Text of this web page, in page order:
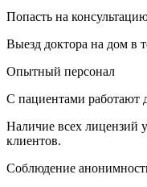
Попасть на
Выезд доктора на дом в
Опытный персонал
С пациентами работают
Наличие всех лицензий
клиентов.
Соблюдение